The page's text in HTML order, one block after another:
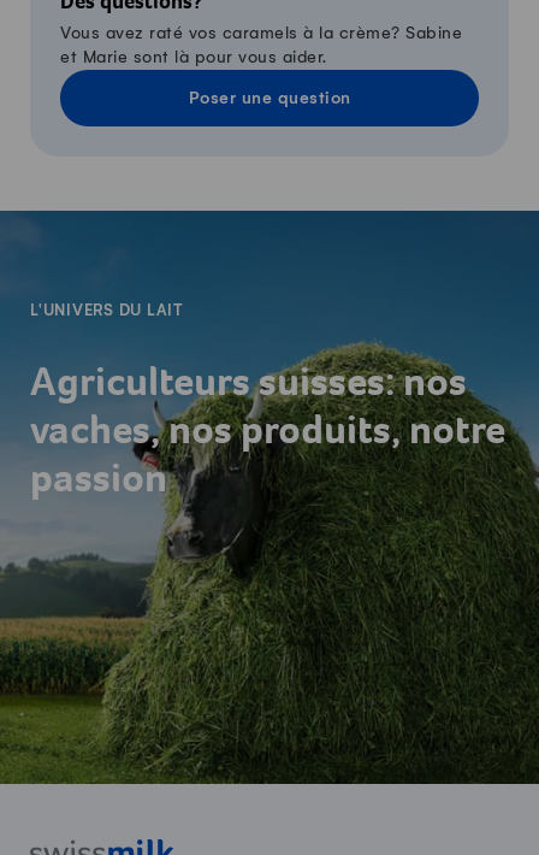
Vous avez raté vos caramels à la crème? Sabine
et Marie sont là pour vous aider.
Poser une question
L'UNIVERS DU LAIT
Agriculteurs suisses: nos
vaches, nos produits, notre
passion